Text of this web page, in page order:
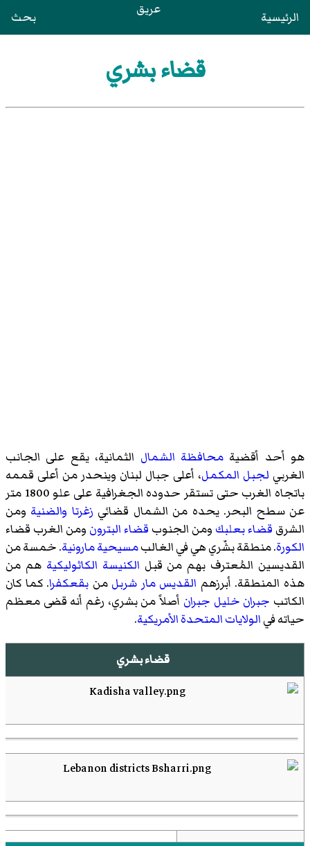
الرئيسية عريق بحث
قضاء بشري
هو أحد أقضيةمحافظة الشمال الثمانية، يقع على الجانب
الغربي لجبل المكمل، أعلى جبال لبنان وينحدر من أعلى قممه
باتجاه الغرب حتى تستقر حدوده الجغرافية على علو 1800 متر
عن سطح البحر. يحده من الشمال قضائي زغرتا والضنية ومن
الشرق قضاء بعلبك ومن الجنوب قضاء البترون ومن الغرب قضاء
الكورة. منطقة بشّري هي في الغالبمسيحيةمارونية. خمسة من
القديسين المُعترف بهم من قبل الكنيسة الكاثوليكية هم من
هذه المنطقة. أبرزهم القديس مار شربل من بقعكفرا. كما كان
الكاتب جبران خليل جبران أصلاً من بشري، رغم أنه قضى معظم
حياته فيالولايات المتحدة الأمريكية.
قضاء بشري